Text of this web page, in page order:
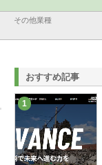
その他業種
おすすめ記事
1